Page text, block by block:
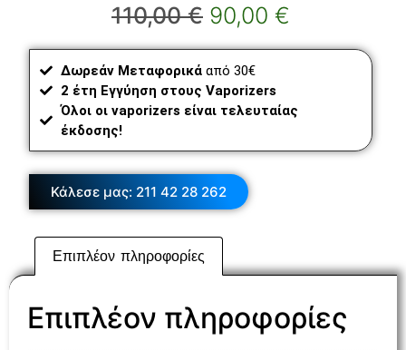
110,00€ 90,00 €
Δωρεάν Μεταφορικά από 30€
2 έτη Εγγύηση στους Vaporizers
Όλοι οι vaporizers είναι τελευταίας
έκδοσης!
Κάλεσε μας: 211 42 28 262
Επιπλέον πληροφορίες
Επιπλέον πληροφορίες